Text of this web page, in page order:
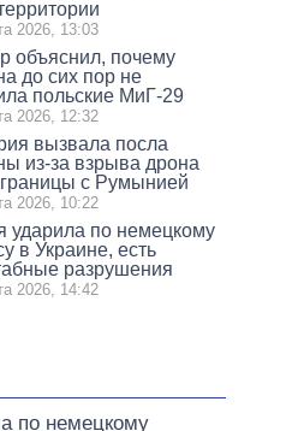
2026, 13:03
объяснил, почему
до сих пор не
польские МиГ-29
2026, 12:32
вызвала посла
из-за взрыва дрона
с Румынией
2026, 10:22
ударила по немецкому
в Украине, есть
разрушения
2026, 14:42
по немецкому